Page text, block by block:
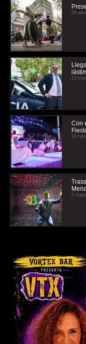
26
13
Con
28
5